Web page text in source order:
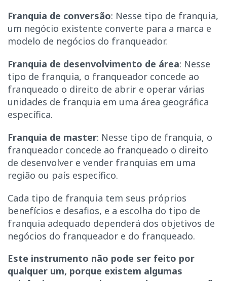
Franquia de conversão: Nesse tipo de franquia,
um negócio existente converte para a marca e
modelo de negócios do franqueador.
Franquia de desenvolvimento de área: Nesse
tipo de franquia, o franqueador concede ao
franqueado o direito de abrir e operar várias
unidades de franquia em uma área geográfica
específica.
Franquia de master: Nesse tipo de franquia, o
franqueador concede ao franqueado o direito
de desenvolver e vender franquias em uma
região ou país específico.
Cada tipo de franquia tem seus próprios
benefícios e desafios, e a escolha do tipo de
franquia adequado dependerá dos objetivos de
negócios do franqueador e do franqueado.
Este instrumento não pode ser feito por
qualquer um, porque existem algumas